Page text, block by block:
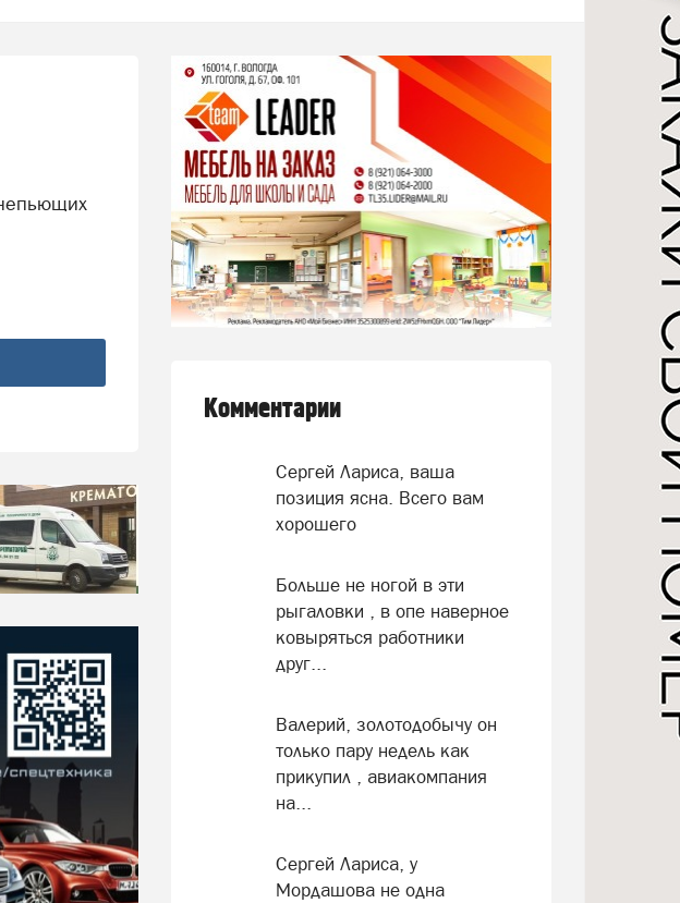
Комментарии
Сергей Лариса, ваша
позиция ясна. Всего вам
хорошего
Больше не ногой в эти
рыгаловки , в опе наверное
ковыряться работники
друг...
Валерий, золотодобычу он
только пару недель как
прикупил , авиакомпания
на...
Сергей Лариса, у
Мордашова не одна